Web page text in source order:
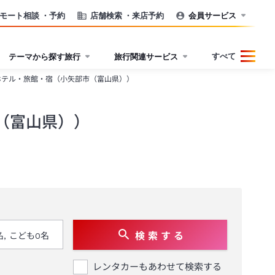
ート相談 ・予約 店舗検索 ・来店予約 会員サービス
テーマから探す旅行 旅行関連サービス すべて
ル・旅館・宿（小矢部市（富山県））
山県））
検 索 す る
レンタカーもあわせて検索する